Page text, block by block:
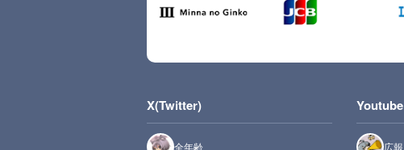
X(Twitter)
全年齢
Youtube
広報